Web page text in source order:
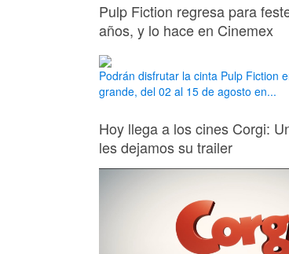
Pulp Fiction regresa para
años, y lo hace en Cinemex
Podrán disfrutar la cinta Pulp Fiction
grande, del 02 al 15 de agosto en...
Hoy llega a los cines Corgi:
les dejamos su trailer